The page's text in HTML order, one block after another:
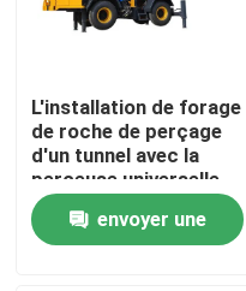
Visite d'usine
Contrôle de qualité
L'installation de forage
de roche de perçage
d'un tunnel avec la
perceuse universelle
forte arment 360
degrés envoyer une